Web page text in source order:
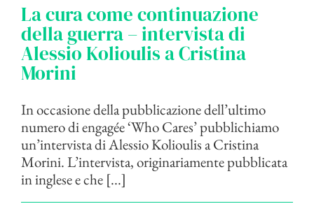
La cura come continuazione
della guerra – intervista di
Alessio Kolioulis a Cristina
Morini
In occasione della pubblicazione dell’ultimo
numero di engagée ‘Who Cares’ pubblichiamo
un’intervista di Alessio Kolioulis a Cristina
Morini. L’intervista, originariamente pubblicata
in inglese e che [...]